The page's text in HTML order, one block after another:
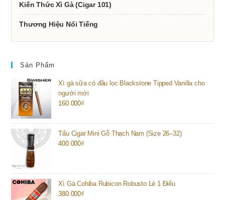
Kiến Thức Xì Gà (Cigar 101)
Thương Hiệu Nổi Tiếng
Sản Phẩm
Xì gà sữa có đầu lọc Blackstone Tipped Vanilla cho
người mới
160.000₫
Tẩu Cigar Mini Gỗ Thạch Nam (Size 26–32)
400.000₫
Xì Gà Cohiba Rubicon Robusto Lẻ 1 Điếu
380.000₫